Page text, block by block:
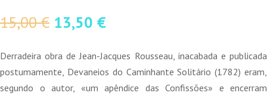
15,00€ O
original
era:
15,00 €.
13,50 €O
atual
é:
13,50 €.
Derradeira obra de Jean-Jacques Rousseau, inacabada e publicada
postumamente, Devaneios do Caminhante Solitário (1782) eram,
segundo o autor, «um apêndice das Confissões» e encerram